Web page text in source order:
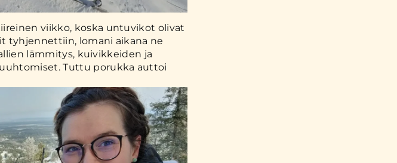
viikko, koska untuvikot olivat
tyhjennettiin, lomani aikana ne
lämmitys, kuivikkeiden ja
Tuttu porukka auttoi